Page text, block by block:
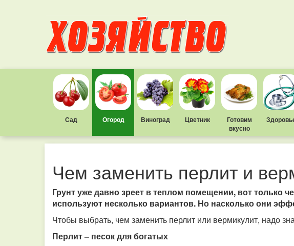
Сад Огород Виноград Цветник
Готовим
вкусно
Чем заменить перлит и
Грунт уже давно зреет в теплом помещении, вот только
используют несколько вариантов. Но насколько они
Чтобы выбрать, чем заменить перлит или вермикулит, надо
Перлит – песок для богатых